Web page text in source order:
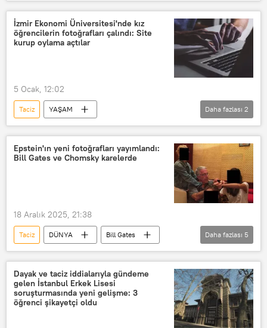
çocuklara yönelik kurumsal cinsel istismar
Eyüpsultan
İstanbul Büyükşehir Belediyesi (İBB)
Kreş
Cinsel taciz
İzmir Ekonomi Üniversitesi'nde kız
öğrencilerin fotoğrafları çalındı: Site
kurup oylama açtılar
5 Ocak, 12:02
Taciz
YAŞAM
İzmir Ekonomi Üniversitesi (İEÜ)
Kadına yönelik taciz
Daha fazlası 2
Epstein'ın yeni fotoğrafları yayımlandı:
Bill Gates ve Chomsky karelerde
18 Aralık 2025, 21:38
Taciz DÜNYA
Bill Gates
Jeffrey Epstein
Cinsel taciz
çocuklara taciz
Kadına yönelik taciz
Sözlü taciz
Daha fazlası 5
Dayak ve taciz iddialarıyla gündeme
gelen İstanbul Erkek Lisesi
soruşturmasında yeni gelişme: 3
öğrenci şikayetçi oldu